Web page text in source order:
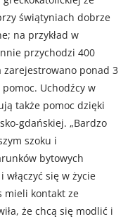
świątyniach dobrze
na przykład w
przychodzi 400
ponad 3
Uchodźcy w
także pomoc dzięki
gdańskiej. „Bardzo
szoku i
bytowych
się w życie
mieli kontakt ze
że chcą się modlić i